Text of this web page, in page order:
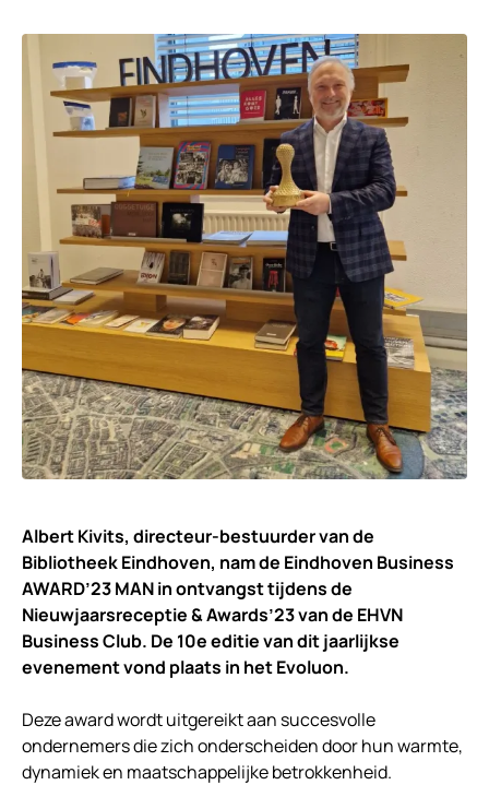
Albert Kivits, directeur-bestuurder van de
Bibliotheek Eindhoven, nam de Eindhoven Business
AWARD’23 MAN in ontvangst tijdens de
Nieuwjaarsreceptie & Awards’23 van de EHVN
Business Club. De 10e editie van dit jaarlijkse
evenement vond plaats in het Evoluon.
Deze award wordt uitgereikt aan succesvolle
ondernemers die zich onderscheiden door hun warmte,
dynamiek en maatschappelijke betrokkenheid.